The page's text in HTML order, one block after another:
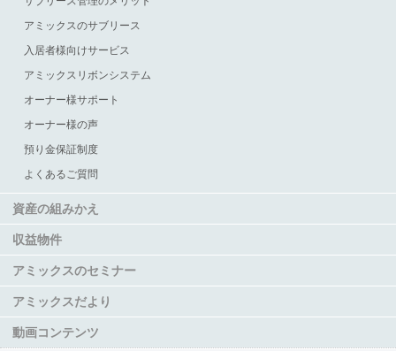
アミックスのサブリース
入居者様向けサービス
アミックスリボンシステム
オーナー様サポート
オーナー様の声
預り金保証制度
よくあるご質問
資産の組みかえ
収益物件
アミックスのセミナー
アミックスだより
動画コンテンツ